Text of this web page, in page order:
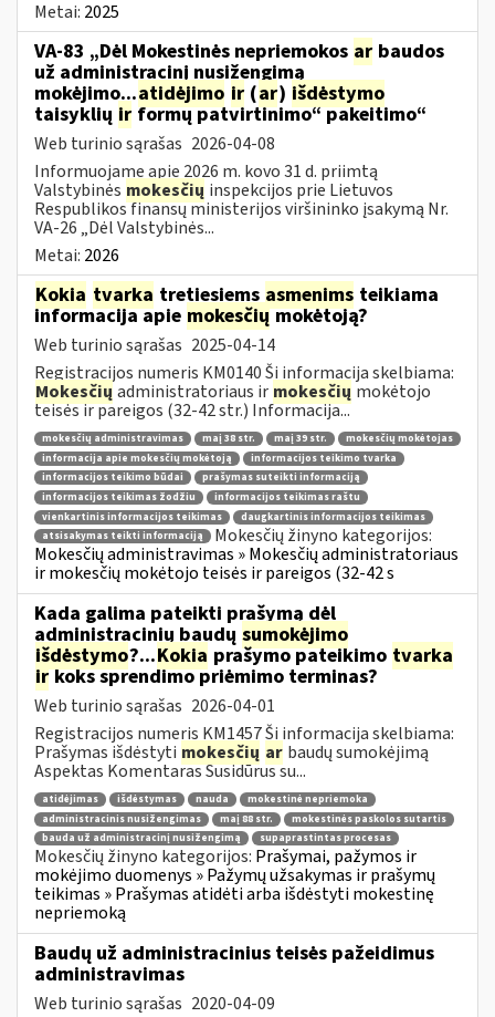
Metai: 2025
VA-83 „Dėl Mokestinės nepriemokos ar baudos
už administracinį nusižengimą
mokėjimo...atidėjimo ir (ar) išdėstymo
taisyklių ir formų patvirtinimo“ pakeitimo“
Web turinio sąrašas 2026-04-08
Informuojame apie 2026 m. kovo 31 d. priimtą
Valstybinės mokesčių inspekcijos prie Lietuvos
Respublikos finansų ministerijos viršininko įsakymą Nr.
VA-26 „Dėl Valstybinės...
Metai: 2026
Kokia tvarka tretiesiems asmenims teikiama
informacija apie mokesčiųmokėtoją?
Web turinio sąrašas 2025-04-14
Registracijos numeris KM0140 Ši informacija skelbiama:
Mokesčių administratoriaus ir mokesčių mokėtojo
teisės ir pareigos (32-42 str.) Informacija...
mokesčių administravimas maį 38 str. maį 39 str.
mokesčių mokėtojas
informacija apie mokesčių mokėtoją
informacijos teikimo tvarka
informacijos teikimo būdai
prašymas suteikti informaciją
informacijos teikimas žodžiu
informacijos teikimas raštu
vienkartinis informacijos teikimas
daugkartinis informacijos teikimas
atsisakymas teikti informaciją
Mokesčių žinyno kategorijos:
Mokesčių administravimas » Mokesčių administratoriaus
ir mokesčių mokėtojo teisės ir pareigos (32-42 s
Kada galima pateikti prašymą dėl
administracinių baudų sumokėjimo
išdėstymo?...Kokia prašymo pateikimo tvarka
irkoks sprendimo priėmimo terminas?
Web turinio sąrašas 2026-04-01
Registracijos numeris KM1457 Ši informacija skelbiama:
Prašymas išdėstyti mokesčių ar baudų sumokėjimą
Aspektas Komentaras Susidūrus su...
atidėjimas išdėstymas nauda
mokestinė nepriemoka
administracinis nusižengimas
maį 88 str.
mokestinės paskolos sutartis
bauda už administracinį nusižengimą
supaprastintas procesas
Mokesčių žinyno kategorijos: Prašymai, pažymos ir
mokėjimo duomenys » Pažymų užsakymas ir prašymų
teikimas » Prašymas atidėti arba išdėstyti mokestinę
nepriemoką
Baudų už administracinius teisės pažeidimus
administravimas
Web turinio sąrašas 2020-04-09